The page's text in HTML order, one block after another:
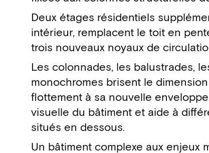
Deux étages résidentiels
intérieur, remplacent le toit en
trois nouveaux noyaux de
Les colonnades, les balustrades,
monochromes brisent le
flottement à sa nouvelle
visuelle du bâtiment et aide à
situés en dessous.
Un bâtiment complexe aux enjeux